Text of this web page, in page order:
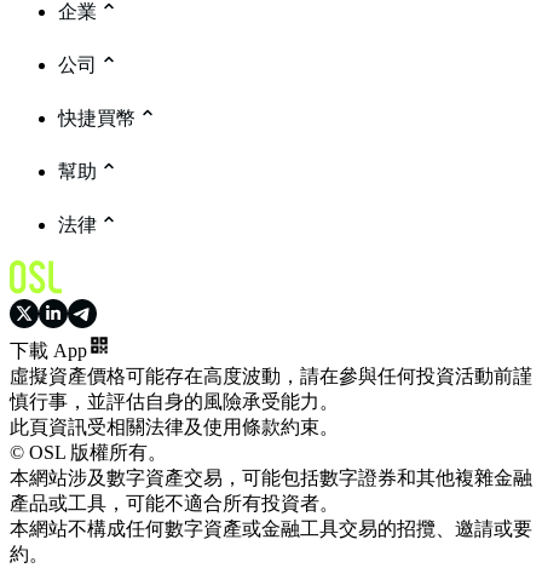
企業
公司
快捷買幣
幫助
法律
下載 App
虛擬資產價格可能存在高度波動，請在參與任何投資活動前謹
慎行事，並評估自身的風險承受能力。
此頁資訊受相關法律及使用條款約束。
© OSL 版權所有。
本網站涉及數字資產交易，可能包括數字證券和其他複雜金融
產品或工具，可能不適合所有投資者。
本網站不構成任何數字資產或金融工具交易的招攬、邀請或要
約。